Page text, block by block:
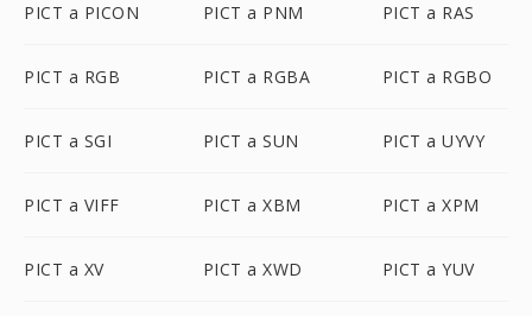
PICT a PICON PICT a PNM PICT a RAS
PICT a RGB PICT a RGBA PICT a RGBO
PICT a SGI PICT a SUN PICT a UYVY
PICT a VIFF PICT a XBM PICT a XPM
PICT a XV PICT a XWD PICT a YUV